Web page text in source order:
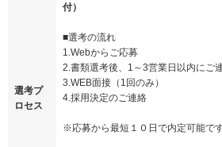
選考プ
ロセス
付）
■選考の流れ
1.Webからご応募
2.書類選考後、1～3営業日以内にご
3.WEB面接（1回のみ）
4.採用決定のご連絡
※応募から最短１０日で内定可能で